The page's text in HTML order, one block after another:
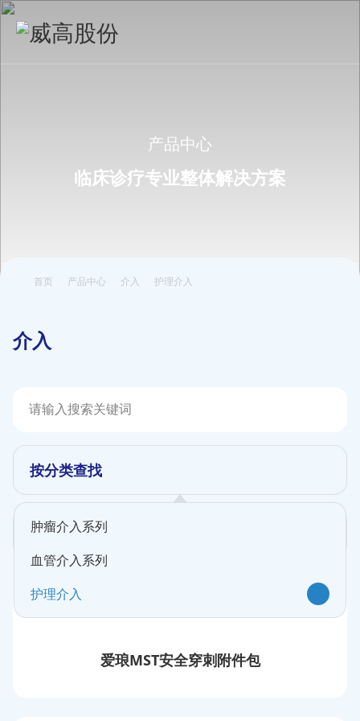
产品中心
临床诊疗专业整体解决方案
首页 产品中心 介入 护理介入
介入
按分类查找
肿瘤介入系列
血管介入系列
护理介入
按科室筛选
爱琅MST安全穿刺附件包